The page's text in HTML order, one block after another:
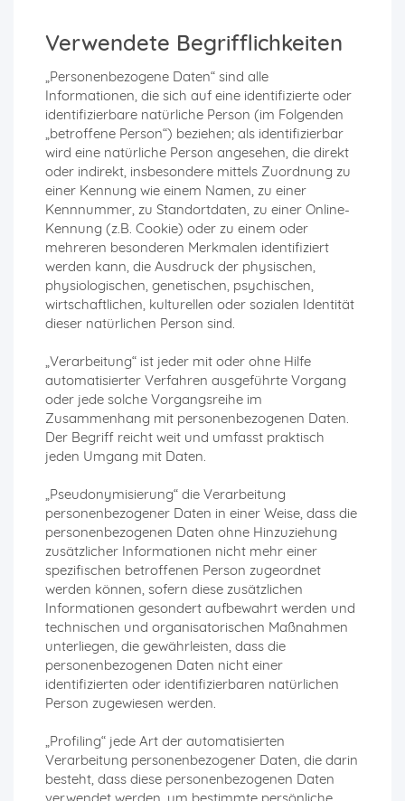
Verwendete Begrifflichkeiten
„Personenbezogene Daten“ sind alle
Informationen, die sich auf eine identifizierte oder
identifizierbare natürliche Person (im Folgenden
„betroffene Person“) beziehen; als identifizierbar
wird eine natürliche Person angesehen, die direkt
oder indirekt, insbesondere mittels Zuordnung zu
einer Kennung wie einem Namen, zu einer
Kennnummer, zu Standortdaten, zu einer Online-
Kennung (z.B. Cookie) oder zu einem oder
mehreren besonderen Merkmalen identifiziert
werden kann, die Ausdruck der physischen,
physiologischen, genetischen, psychischen,
wirtschaftlichen, kulturellen oder sozialen Identität
dieser natürlichen Person sind.
„Verarbeitung“ ist jeder mit oder ohne Hilfe
automatisierter Verfahren ausgeführte Vorgang
oder jede solche Vorgangsreihe im
Zusammenhang mit personenbezogenen Daten.
Der Begriff reicht weit und umfasst praktisch
jeden Umgang mit Daten.
„Pseudonymisierung“ die Verarbeitung
personenbezogener Daten in einer Weise, dass die
personenbezogenen Daten ohne Hinzuziehung
zusätzlicher Informationen nicht mehr einer
spezifischen betroffenen Person zugeordnet
werden können, sofern diese zusätzlichen
Informationen gesondert aufbewahrt werden und
technischen und organisatorischen Maßnahmen
unterliegen, die gewährleisten, dass die
personenbezogenen Daten nicht einer
identifizierten oder identifizierbaren natürlichen
Person zugewiesen werden.
„Profiling“ jede Art der automatisierten
Verarbeitung personenbezogener Daten, die darin
besteht, dass diese personenbezogenen Daten